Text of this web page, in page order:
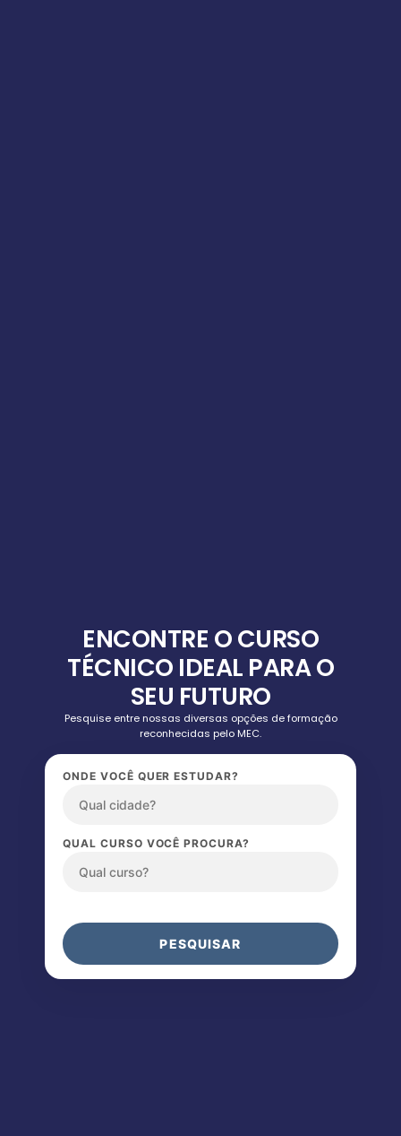
ENCONTRE O CURSO
TÉCNICO IDEAL PARA O
SEU FUTURO
Pesquise entre nossas diversas opções de formação
reconhecidas pelo MEC.
ONDE VOCÊ QUER ESTUDAR?
QUAL CURSO VOCÊ PROCURA?
PESQUISAR